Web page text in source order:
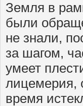
Земля в
были
не знали,
за шагом,
умеет
лицемерия,
время